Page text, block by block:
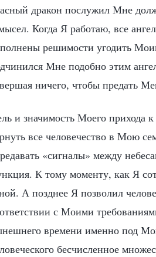
дракон послужил Мне
Когда Я работаю, все
решимости угодить
Мне подобно этим
ничего, чтобы предать
и значимость Моего прихода
все человечество в Мою
«сигналы» между
К тому моменту, как Я
А позднее Я позволил
с Моими
времени именно под
бесчисленное